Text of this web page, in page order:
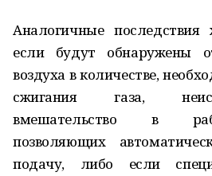
Аналогичные последствия
если будут обнаружены
воздуха в количестве,
сжигания газа,
вмешательство в
позволяющих
подачу, либо если